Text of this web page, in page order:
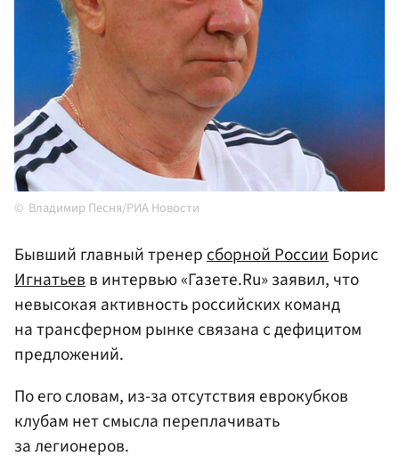
Владимир Песня/РИА Новости
Бывший главный тренерсборной РоссииБорис
Игнатьевв интервью «Газете.Ru» заявил, что
невысокая активность российских команд
на трансферном рынке связана с дефицитом
предложений.
По его словам, из-за отсутствия еврокубков
клубам нет смысла переплачивать
за легионеров.